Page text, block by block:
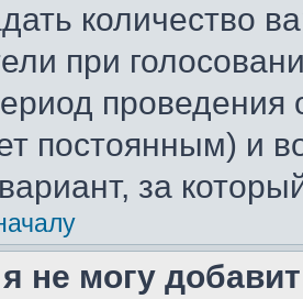
количество
при
проведения
постоянным) и
за
не могу